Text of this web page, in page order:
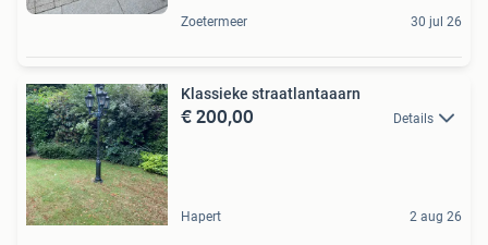
Zoetermeer 30 jul 26
Klassieke straatlantaaarn
€ 200,00 Details
Hapert 2 aug 26